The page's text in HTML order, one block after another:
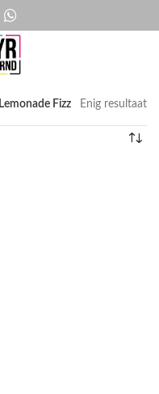
Fizz Enig resultaat